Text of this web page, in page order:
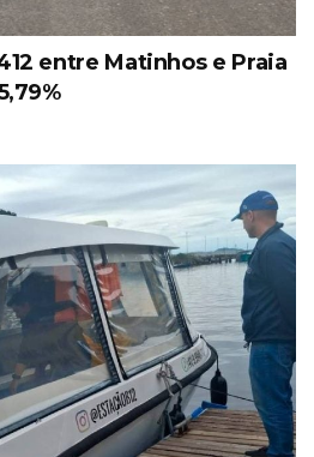
entre Matinhos e Praia